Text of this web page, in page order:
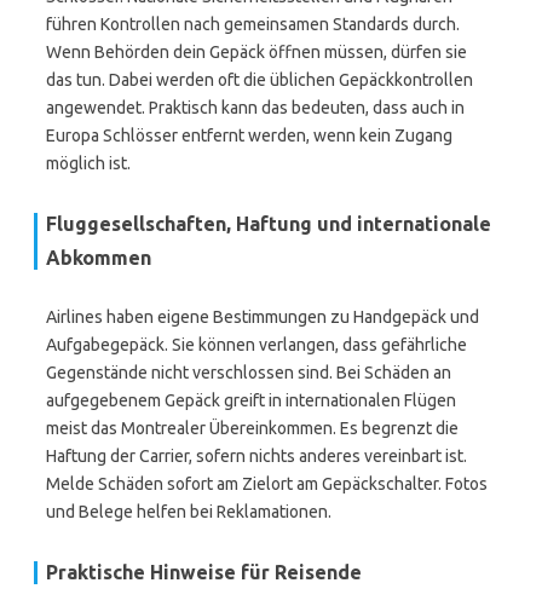
führen Kontrollen nach gemeinsamen Standards durch.
Wenn Behörden dein Gepäck öffnen müssen, dürfen sie
das tun. Dabei werden oft die üblichen Gepäckkontrollen
angewendet. Praktisch kann das bedeuten, dass auch in
Europa Schlösser entfernt werden, wenn kein Zugang
möglich ist.
Fluggesellschaften, Haftung und internationale
Abkommen
Airlines haben eigene Bestimmungen zu Handgepäck und
Aufgabegepäck. Sie können verlangen, dass gefährliche
Gegenstände nicht verschlossen sind. Bei Schäden an
aufgegebenem Gepäck greift in internationalen Flügen
meist das Montrealer Übereinkommen. Es begrenzt die
Haftung der Carrier, sofern nichts anderes vereinbart ist.
Melde Schäden sofort am Zielort am Gepäckschalter. Fotos
und Belege helfen bei Reklamationen.
Praktische Hinweise für Reisende